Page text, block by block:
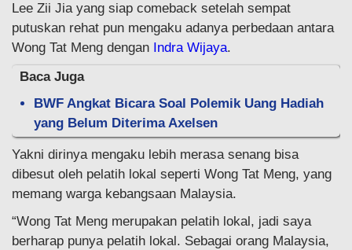
Lee Zii Jia yang siap comeback setelah sempat
putuskan rehat pun mengaku adanya perbedaan antara
Wong Tat Meng dengan Indra Wijaya.
Baca Juga
BWF Angkat Bicara Soal Polemik Uang Hadiah
yang Belum Diterima Axelsen
Yakni dirinya mengaku lebih merasa senang bisa
dibesut oleh pelatih lokal seperti Wong Tat Meng, yang
memang warga kebangsaan Malaysia.
“Wong Tat Meng merupakan pelatih lokal, jadi saya
berharap punya pelatih lokal. Sebagai orang Malaysia,